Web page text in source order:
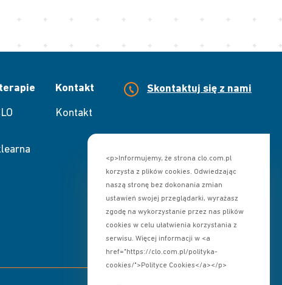
Kontakt
Kontakt
Skontaktuj się z nami
<p>Informujemy, że strona clo.com.pl
korzysta z plików cookies. Odwiedzając
naszą stronę bez dokonania zmian
ustawień swojej przeglądarki, wyrażasz
zgodę na wykorzystanie przez nas plików
cookies w celu ułatwienia korzystania z
serwisu. Więcej informacji w <a
href="https://clo.com.pl/polityka-
cookies/">Polityce Cookies</a></p>